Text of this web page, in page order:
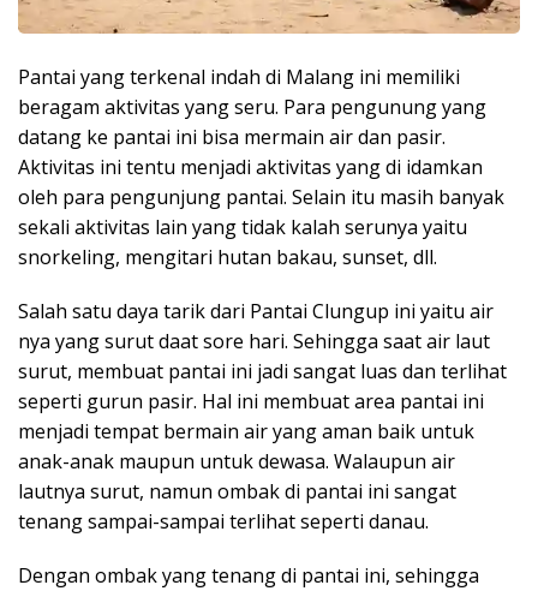
Pantai yang terkenal indah di Malang ini memiliki
beragam aktivitas yang seru. Para pengunung yang
datang ke pantai ini bisa mermain air dan pasir.
Aktivitas ini tentu menjadi aktivitas yang di idamkan
oleh para pengunjung pantai. Selain itu masih banyak
sekali aktivitas lain yang tidak kalah serunya yaitu
snorkeling, mengitari hutan bakau, sunset, dll.
Salah satu daya tarik dari Pantai Clungup ini yaitu air
nya yang surut daat sore hari. Sehingga saat air laut
surut, membuat pantai ini jadi sangat luas dan terlihat
seperti gurun pasir. Hal ini membuat area pantai ini
menjadi tempat bermain air yang aman baik untuk
anak-anak maupun untuk dewasa. Walaupun air
lautnya surut, namun ombak di pantai ini sangat
tenang sampai-sampai terlihat seperti danau.
Dengan ombak yang tenang di pantai ini, sehingga